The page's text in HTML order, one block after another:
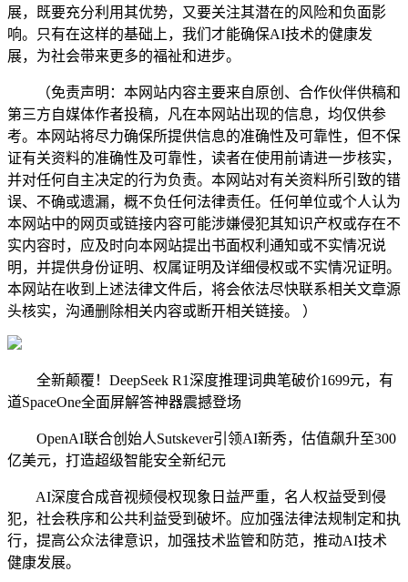
展，既要充分利用其优势，又要关注其潜在的风险和负面影
响。只有在这样的基础上，我们才能确保AI技术的健康发
展，为社会带来更多的福祉和进步。
（免责声明：本网站内容主要来自原创、合作伙伴供稿和
第三方自媒体作者投稿，凡在本网站出现的信息，均仅供参
考。本网站将尽力确保所提供信息的准确性及可靠性，但不保
证有关资料的准确性及可靠性，读者在使用前请进一步核实，
并对任何自主决定的行为负责。本网站对有关资料所引致的错
误、不确或遗漏，概不负任何法律责任。任何单位或个人认为
本网站中的网页或链接内容可能涉嫌侵犯其知识产权或存在不
实内容时，应及时向本网站提出书面权利通知或不实情况说
明，并提供身份证明、权属证明及详细侵权或不实情况证明。
本网站在收到上述法律文件后，将会依法尽快联系相关文章源
头核实，沟通删除相关内容或断开相关链接。 ）
全新颠覆！DeepSeek R1深度推理词典笔破价1699元，有
道SpaceOne全面屏解答神器震撼登场
OpenAI联合创始人Sutskever引领AI新秀，估值飙升至300
亿美元，打造超级智能安全新纪元
AI深度合成音视频侵权现象日益严重，名人权益受到侵
犯，社会秩序和公共利益受到破坏。应加强法律法规制定和执
行，提高公众法律意识，加强技术监管和防范，推动AI技术
健康发展。